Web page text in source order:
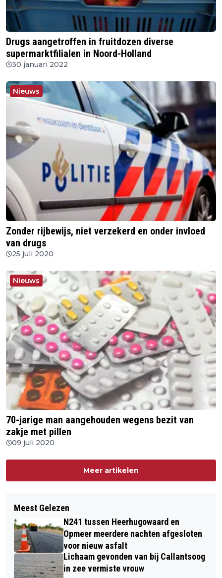
Drugs aangetroffen in fruitdozen diverse
supermarktfilialen in Noord-Holland
30 januari 2022
Nieuws
Zonder rijbewijs, niet verzekerd en onder invloed
van drugs
25 juli 2020
Nieuws
70-jarige man aangehouden wegens bezit van
zakje met pillen
09 juli 2020
Meer artikelen
Meest Gelezen
N241 tussen Heerhugowaard en
Opmeer meerdere nachten afgesloten
voor nieuw asfalt
Lichaam gevonden van bij Callantsoog
in zee vermiste vrouw